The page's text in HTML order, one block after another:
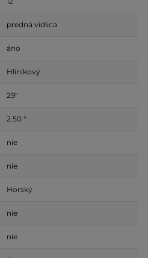
predná vidlica
áno
Hliníkový
29"
2.50 "
nie
nie
Horský
nie
nie